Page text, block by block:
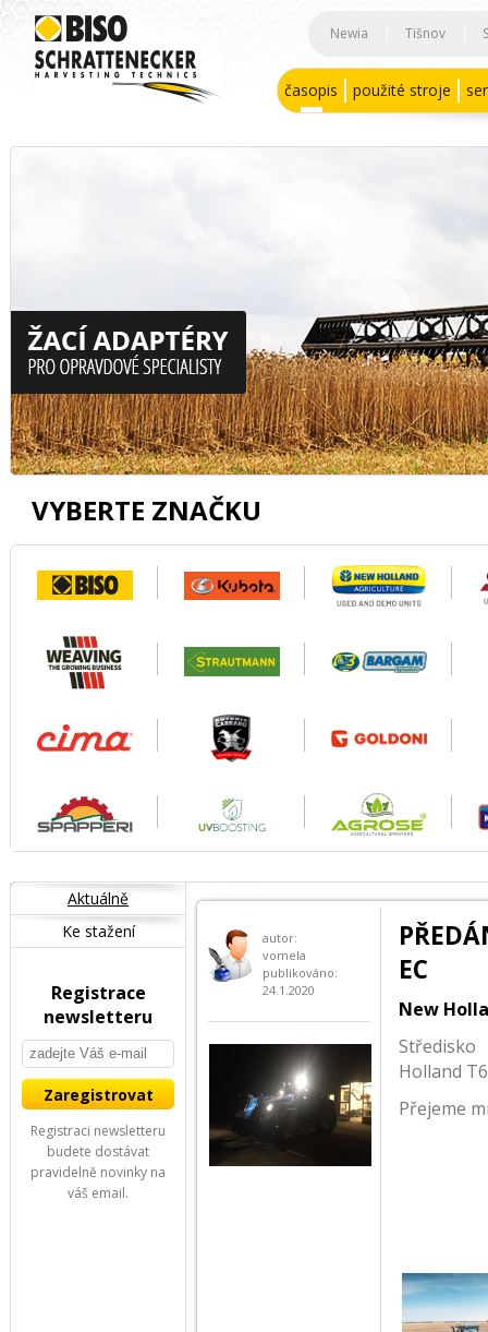
Newia Tišnov
časopis použité stroje
VYBERTE ZNAČKU
autor:
vomela
publikováno:
24.1.2020
EC
New
Holland
Přejeme
Aktuálně
Ke stažení
Registrace
newsletteru
Registraci newsletteru
budete dostávat
pravidelně novinky na
váš email.